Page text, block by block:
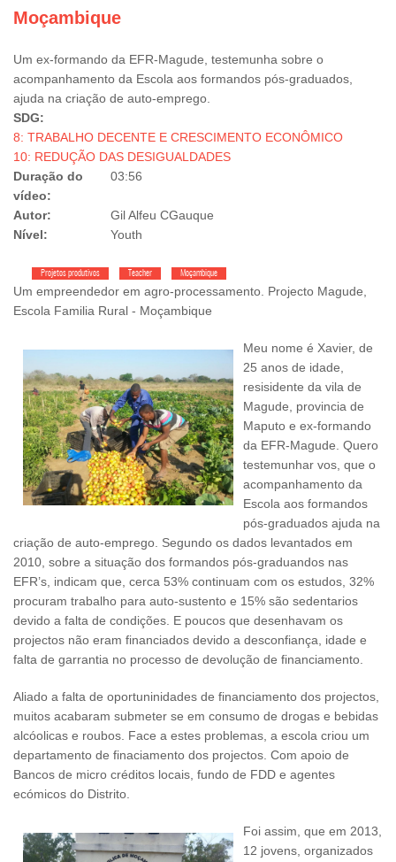
Moçambique
Um ex-formando da EFR-Magude, testemunha sobre o
acompanhamento da Escola aos formandos pós-graduados,
ajuda na criação de auto-emprego.
SDG:
8: TRABALHO DECENTE E CRESCIMENTO ECONÔMICO
10: REDUÇÃO DAS DESIGUALDADES
Duração do
vídeo:
03:56
Autor:
Gil Alfeu CGauque
Nível:
Youth
Projetos produtivos Teacher Moçambique
Um empreendedor em agro-processamento. Projecto Magude,
Escola Familia Rural - Moçambique
Meu nome é Xavier, de
25 anos de idade,
resisidente da vila de
Magude, provincia de
Maputo e ex-formando
da EFR-Magude. Quero
testemunhar vos, que o
acompanhamento da
Escola aos formandos
pós-graduados ajuda na
criação de auto-emprego. Segundo os dados levantados em
2010, sobre a situação dos formandos pós-graduandos nas
EFR’s, indicam que, cerca 53% continuam com os estudos, 32%
procuram trabalho para auto-sustento e 15% são sedentarios
devido a falta de condições. E poucos que desenhavam os
projectos não eram financiados devido a desconfiança, idade e
falta de garrantia no processo de devolução de financiamento.
Aliado a falta de oportuninidades de financiamento dos projectos,
muitos acabaram submeter se em consumo de drogas e bebidas
alcóolicas e roubos. Face a estes problemas, a escola criou um
departamento de finaciamento dos projectos. Com apoio de
Bancos de micro créditos locais, fundo de FDD e agentes
ecómicos do Distrito.
Foi assim, que em 2013,
12 jovens, organizados